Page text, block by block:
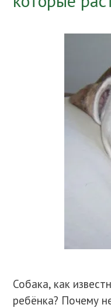
Собака, как
ребёнка? Почему